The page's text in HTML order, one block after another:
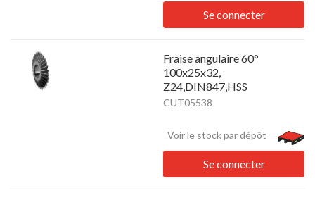
Se connecter
Fraise angulaire 60°
100x25x32,
Z24,DIN847,HSS
CUT05538
Voir le stock par dépôt
Se connecter